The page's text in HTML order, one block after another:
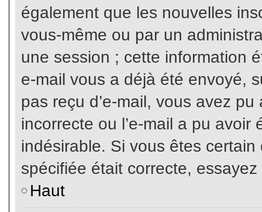
également que les nouvelles
vous-même ou par un
une session ; cette information
e-mail vous a déjà été envoyé,
pas reçu d’e-mail, vous avez
incorrecte ou l’e-mail a pu
indésirable. Si vous êtes
spécifiée était correcte,
Haut